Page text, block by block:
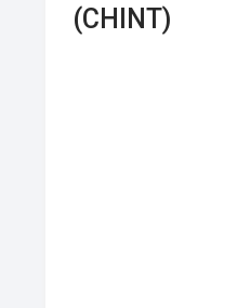
(CHINT)